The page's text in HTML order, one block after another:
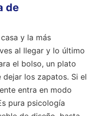
de
y la más
al llegar y lo último
el bolso, un plato
los zapatos. Si el
entra en modo
pura psicología